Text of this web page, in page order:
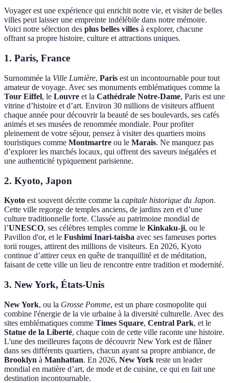
Voyager est une expérience qui enrichit notre vie, et visiter de belles
villes peut laisser une empreinte indélébile dans notre mémoire.
Voici notre sélection des plus belles villes à explorer, chacune
offrant sa propre histoire, culture et attractions uniques.
1. Paris, France
Surnommée la Ville Lumière, Paris est un incontournable pour tout
amateur de voyage. Avec ses monuments emblématiques comme la
Tour Eiffel, le Louvre et la Cathédrale Notre-Dame, Paris est une
vitrine d’histoire et d’art. Environ 30 millions de visiteurs affluent
chaque année pour découvrir la beauté de ses boulevards, ses cafés
animés et ses musées de renommée mondiale. Pour profiter
pleinement de votre séjour, pensez à visiter des quartiers moins
touristiques comme Montmartre ou le Marais. Ne manquez pas
d’explorer les marchés locaux, qui offrent des saveurs inégalées et
une authenticité typiquement parisienne.
2. Kyoto, Japon
Kyoto est souvent décrite comme la capitale historique du Japon.
Cette ville regorge de temples anciens, de jardins zen et d’une
culture traditionnelle forte. Classée au patrimoine mondial de
l’UNESCO, ses célèbres temples comme le Kinkaku-ji, ou le
Pavillon d'or, et le Fushimi Inari-taisha avec ses fameuses portes
torii rouges, attirent des millions de visiteurs. En 2026, Kyoto
continue d’attirer ceux en quête de tranquillité et de méditation,
faisant de cette ville un lieu de rencontre entre tradition et modernité.
3. New York, États-Unis
New York, ou la Grosse Pomme, est un phare cosmopolite qui
combine l'énergie de la vie urbaine à la diversité culturelle. Avec des
sites emblématiques comme Times Square, Central Park, et le
Statue de la Liberté, chaque coin de cette ville raconte une histoire.
L'une des meilleures façons de découvrir New York est de flâner
dans ses différents quartiers, chacun ayant sa propre ambiance, de
Brooklyn à Manhattan. En 2026, New York reste un leader
mondial en matière d’art, de mode et de cuisine, ce qui en fait une
destination incontournable.